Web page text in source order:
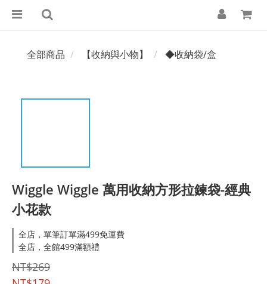
全部商品 【收納與小物】 ◆收納袋/盒
Wiggle Wiggle 萬用收納方形拉鍊袋-經典
小花款
全店，單筆訂單滿499免運費
全店，全館499滿額禮
NT$269